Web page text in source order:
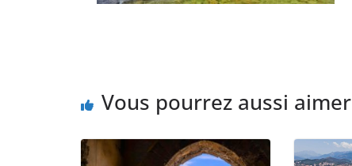
Vous pourrez aussi aimer